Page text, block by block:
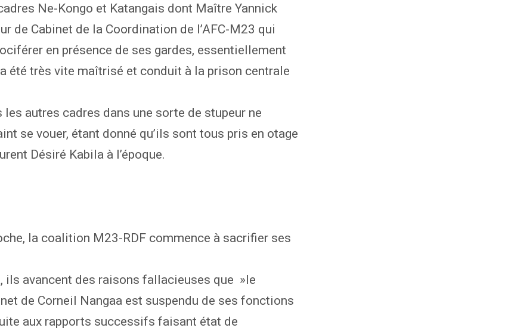
Ne-Kongo et Katangais dont Maître Yannick
de Cabinet de la Coordination de l’AFC-M23 qui
en présence de ses gardes, essentiellement
été très vite maîtrisé et conduit à la prison centrale
les autres cadres dans une sorte de stupeur ne
se vouer, étant donné qu’ils sont tous pris en otage
Désiré Kabila à l’époque.
la coalition M23-RDF commence à sacrifier ses
ils avancent des raisons fallacieuses que »le
de Corneil Nangaa est suspendu de ses fonctions
aux rapports successifs faisant état de